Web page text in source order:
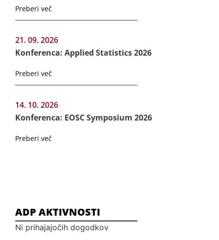
Preberi več
21. 09. 2026
Konferenca: Applied Statistics 2026
Preberi več
14. 10. 2026
Konferenca: EOSC Symposium 2026
Preberi več
ADP AKTIVNOSTI
Ni prihajajočih dogodkov